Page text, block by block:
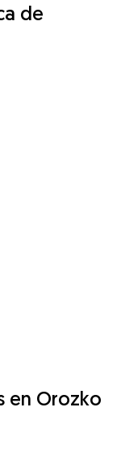
de
en Orozko